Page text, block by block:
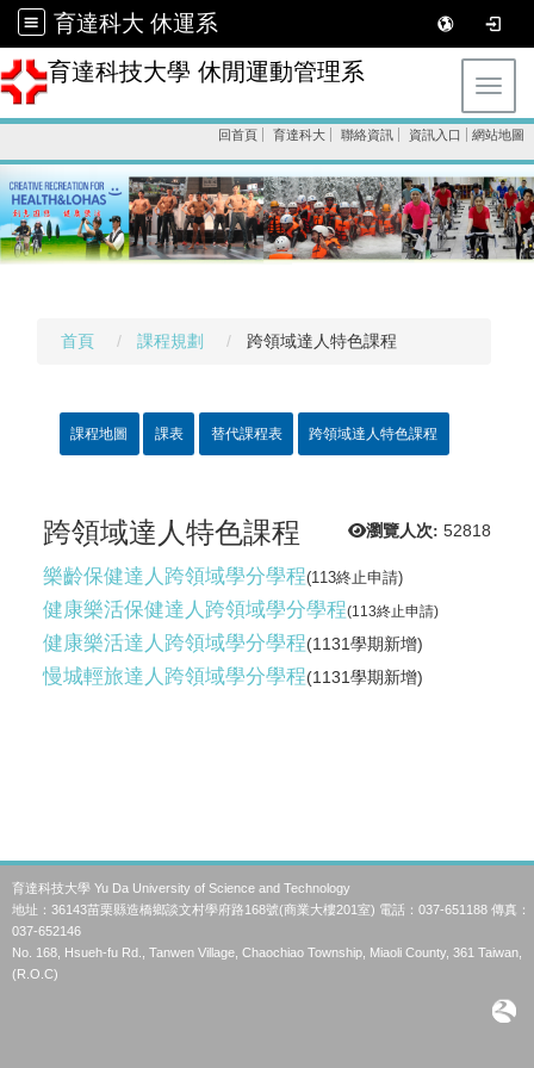
育達科大 休運系
育達科技大學 休閒運動管理系
回首頁 育達科大 聯絡資訊 資訊入口 網站地圖
首頁 課程規劃 跨領域達人特色課程
課程地圖 課表 替代課程表 跨領域達人特色課程
瀏覽人次: 52818
跨領域達人特色課程
樂齡保健達人跨領域學分學程(113終止申請)
健康樂活保健達人跨領域學分學程(113終止申請)
健康樂活達人跨領域學分學程(1131學期新增)
慢城輕旅達人跨領域學分學程(1131學期新增)
育達科技大學 Yu Da University of Science and Technology
地址：36143苗栗縣造橋鄉談文村學府路168號(商業大樓201室) 電話：037-651188 傳真：
037-652146
No. 168, Hsueh-fu Rd., Tanwen Village, Chaochiao Township, Miaoli County, 361 Taiwan,
(R.O.C)